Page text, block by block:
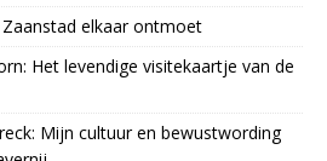
elkaar ontmoet
Het levendige visitekaartje van de
Mijn cultuur en bewustwording